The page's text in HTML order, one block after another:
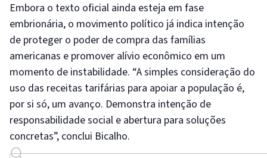
Embora o texto oficial ainda esteja em fase
embrionária, o movimento político já indica intenção
de proteger o poder de compra das famílias
americanas e promover alívio econômico em um
momento de instabilidade. “A simples consideração do
uso das receitas tarifárias para apoiar a população é,
por si só, um avanço. Demonstra intenção de
responsabilidade social e abertura para soluções
concretas”, conclui Bicalho.